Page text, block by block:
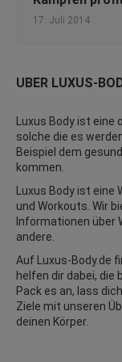
17. Juli 2014
ÜBER LUXUS-
Luxus Body ist
solche die es
Beispiel dem
kommen.
Luxus Body ist
und Workouts . Wir
Informationen über
andere.
Auf Luxus-Body.de
helfen dir dabei, die
Pack es an, lass
Ziele mit unseren
deinen Körper.